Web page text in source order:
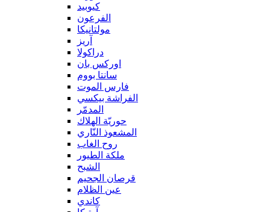
كيوبيد
الفرعون
مولتانيكا
آريز
دراكولا
اوركس بان
سانتا بووم
فارس الموت
الفراشة بيكسي
المدمّر
حوريّة الهلاك
المشعوذ النّاري
روح الغاب
ملكة الطيور
الشبح
قرصان الجحيم
عين الظلام
كاندي